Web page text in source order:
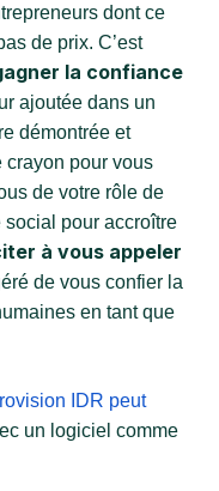
dont ce
de prix. C’est
la confiance
ajoutée dans un
démontrée et
crayon pour vous
de votre rôle de
pour accroître
à vous appeler
de vous confier la
en tant que
IDR peut
un logiciel comme